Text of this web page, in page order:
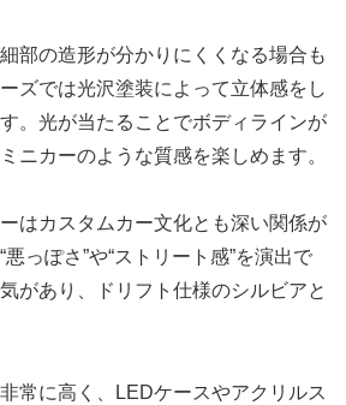
部の造形が分かりにくくなる場合も
ズでは光沢塗装によって立体感をし
。光が当たることでボディラインが
ニカーのような質感を楽しめます。
はカスタムカー文化とも深い関係が
っぽさ”や“ストリート感”を演出で
があり、ドリフト仕様のシルビアと
常に高く、LEDケースやアクリルス